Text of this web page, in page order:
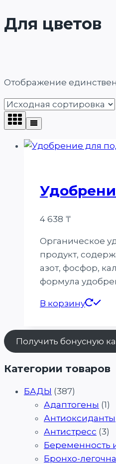
Для цветов
Отображение
4 638 ₸
Органическое
продукт,
азот, фосфор,
формула
В корзину
Получить бонусную
Категории товаров
БАДЫ (387)
Адаптогены (1)
Антиоксиданты
Антистресс (3)
Беременность
Бронхо-